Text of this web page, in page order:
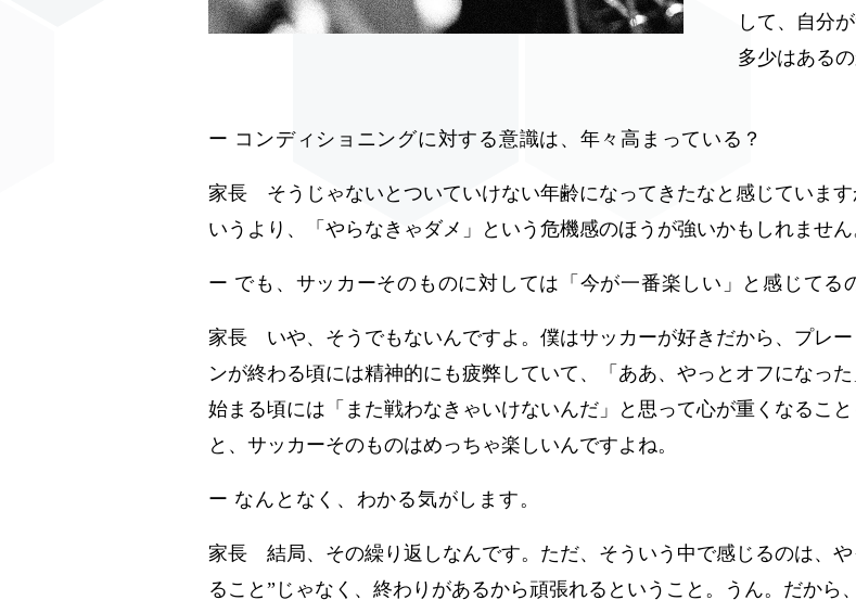
して、自分
多少はある
ー コンディショニングに対する意識は、年々高まっている？
家長 そうじゃないとついていけない年齢になってきたなと感じていま
いうより、「やらなきゃダメ」という危機感のほうが強いかもしれません
ー でも、サッカーそのものに対しては「今が一番楽しい」と感じてる
家長 いや、そうでもないんですよ。僕はサッカーが好きだから、プレ
ンが終わる頃には精神的にも疲弊していて、「ああ、やっとオフになっ
始まる頃には「また戦わなきゃいけないんだ」と思って心が重くなるこ
と、サッカーそのものはめっちゃ楽しいんですよね。
ー なんとなく、わかる気がします。
家長 結局、その繰り返しなんです。ただ、そういう中で感じるのは、
ること”じゃなく、終わりがあるから頑張れるということ。うん。だから